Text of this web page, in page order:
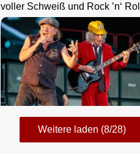
voller Schweiß und Rock ’n‘ Roll
Weitere laden (8/28)